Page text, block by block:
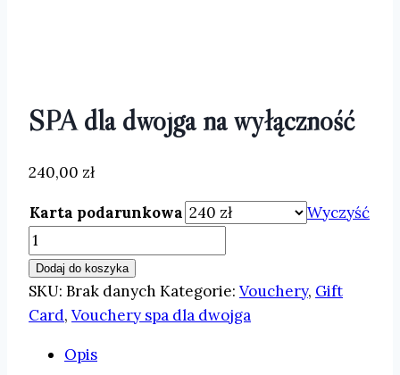
SPA dla dwojga na wyłączność
240,00 zł
Karta podarunkowa
Wyczyść
ilość
SPA
dla
dwojga
wyłączność
Dodaj do koszyka
SKU: Brak danych Kategorie: Vouchery, Gift
Card, Vouchery spa dla dwojga
Opis